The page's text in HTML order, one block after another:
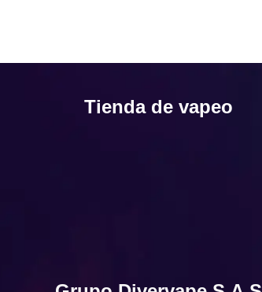
Tienda de vapeo